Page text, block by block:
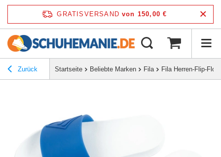
GRATISVERSAND von 150,00 €
Zurück Startseite Beliebte Marken Fila Fila Herren-Flip-